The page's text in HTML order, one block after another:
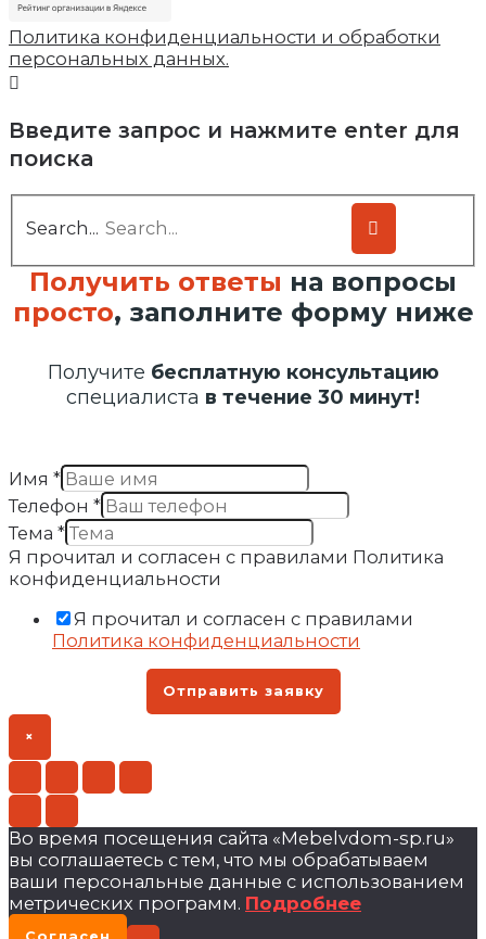
Политика конфиденциальности и обработки
персональных данных.
Введите запрос и нажмите enter для
поиска
Search...
Получить ответы на вопросы
просто, заполните форму ниже
Получите бесплатную консультацию
специалиста в течение 30 минут!
Имя *
Телефон *
Тема *
Я прочитал и согласен с правилами Политика
конфиденциальности
Я прочитал и согласен с правилами
Политика конфиденциальности
Отправить заявку
×
Во время посещения сайта «Mebelvdom-sp.ru»
вы соглашаетесь с тем, что мы обрабатываем
ваши персональные данные с использованием
метрических программ. Подробнее